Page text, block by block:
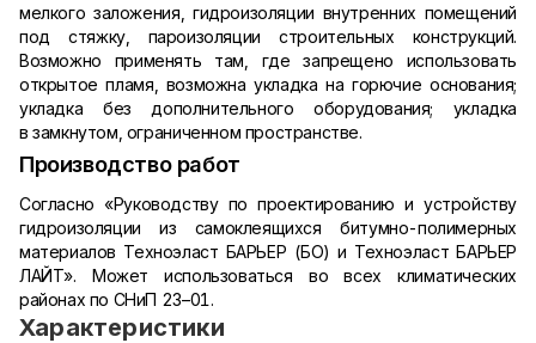
мелкого заложения, гидроизоляции внутренних помещений
под стяжку, пароизоляции строительных конструкций.
Возможно применять там, где запрещено использовать
открытое пламя, возможна укладка на горючие основания;
укладка без дополнительного оборудования; укладка
в замкнутом, ограниченном пространстве.
Производство работ
Согласно «Руководству по проектированию и устройству
гидроизоляции из самоклеящихсябитумно-полимерных
материалов Техноэласт БАРЬЕР (БО) и Техноэласт БАРЬЕР
ЛАЙТ». Может использоваться во всех климатических
районах по СНиП 23–01.
Характеристики